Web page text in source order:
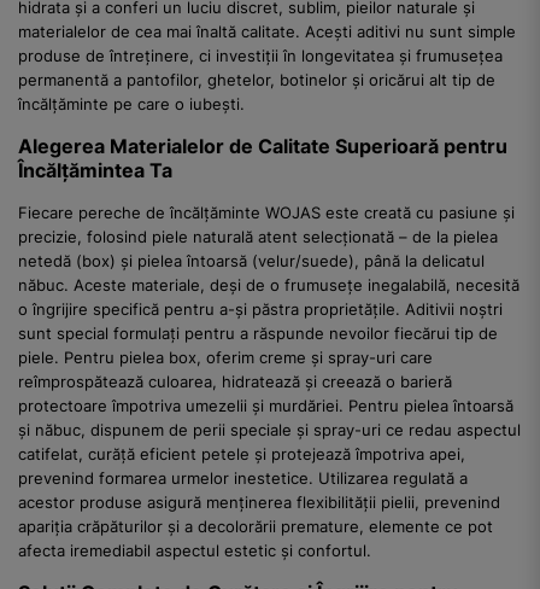
hidrata și a conferi un luciu discret, sublim, pieilor naturale și
materialelor de cea mai înaltă calitate. Acești aditivi nu sunt simple
produse de întreținere, ci investiții în longevitatea și frumusețea
permanentă a pantofilor, ghetelor, botinelor și oricărui alt tip de
încălțăminte pe care o iubești.
Alegerea Materialelor de Calitate Superioară pentru
Încălțămintea Ta
Fiecare pereche de încălțăminte WOJAS este creată cu pasiune și
precizie, folosind piele naturală atent selecționată – de la pielea
netedă (box) și pielea întoarsă (velur/suede), până la delicatul
năbuc. Aceste materiale, deși de o frumusețe inegalabilă, necesită
o îngrijire specifică pentru a-și păstra proprietățile. Aditivii noștri
sunt special formulați pentru a răspunde nevoilor fiecărui tip de
piele. Pentru pielea box, oferim creme și spray-uri care
reîmprospătează culoarea, hidratează și creează o barieră
protectoare împotriva umezelii și murdăriei. Pentru pielea întoarsă
și năbuc, dispunem de perii speciale și spray-uri ce redau aspectul
catifelat, curăță eficient petele și protejează împotriva apei,
prevenind formarea urmelor inestetice. Utilizarea regulată a
acestor produse asigură menținerea flexibilității pielii, prevenind
apariția crăpăturilor și a decolorării premature, elemente ce pot
afecta iremediabil aspectul estetic și confortul.